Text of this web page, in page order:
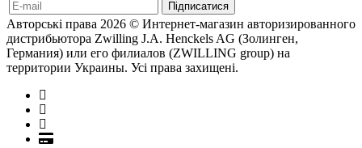
Авторські права 2026 © Интернет-магазин авторизированного
дистрибьютора Zwilling J.A. Henckels AG (Золинген,
Германия) или его филиалов (ZWILLING group) на
территории Украины. Усі права захищені.